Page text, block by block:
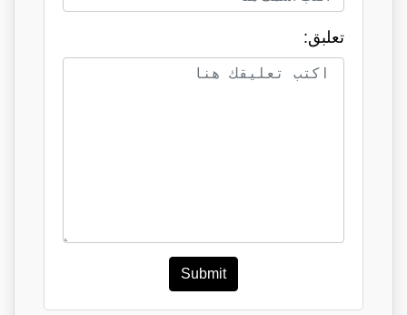
تعلبق:
Submit